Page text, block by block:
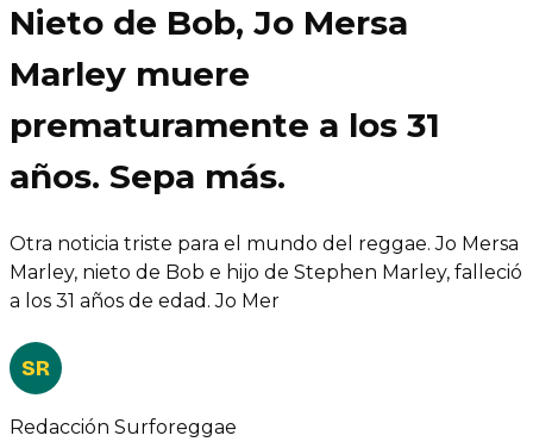
Nieto de Bob, Jo Mersa
Marley muere
prematuramente a los 31
años. Sepa más.
Otra noticia triste para el mundo del reggae. Jo Mersa
Marley, nieto de Bob e hijo de Stephen Marley, falleció
a los 31 años de edad. Jo Mer
SR
Redacción Surforeggae